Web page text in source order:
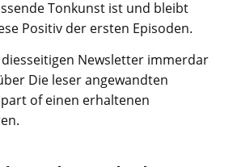
Tonkunst ist und bleibt
Positiv der ersten Episoden.
Newsletter immerdar
Die leser angewandten
of einen erhaltenen